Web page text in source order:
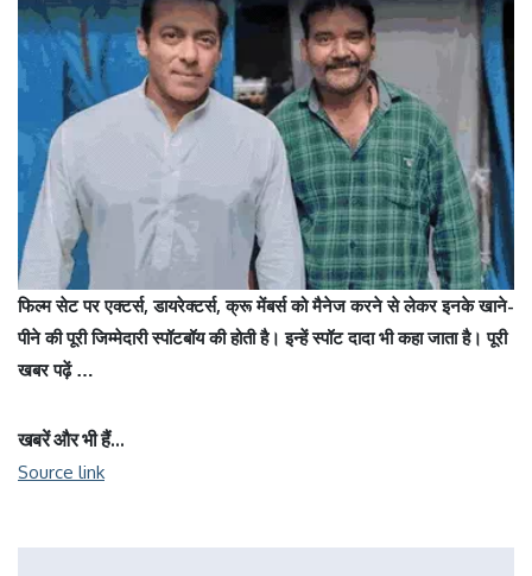
फिल्म सेट पर एक्टर्स, डायरेक्टर्स, क्रू मेंबर्स को मैनेज करने से लेकर इनके खाने-
पीने की पूरी जिम्मेदारी स्पॉटबॉय की होती है। इन्हें स्पॉट दादा भी कहा जाता है।पूरी
खबर पढ़ें …
खबरें और भी हैं…
Source link